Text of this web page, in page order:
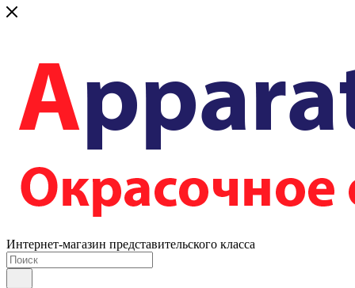
Интернет-магазин представительского класса